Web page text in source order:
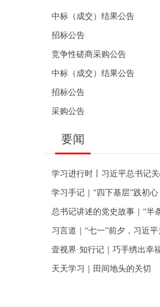
中标（成交）结果公告
招标公告
竞争性磋商采购公告
中标（成交）结果公告
招标公告
采购公告
要闻
壹视界·知行记｜巧手绣出幸
天天学习｜田间地头的关切